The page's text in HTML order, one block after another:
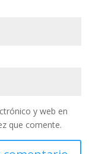
y web en
que comente.